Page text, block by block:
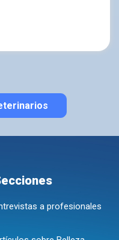
a profesionales